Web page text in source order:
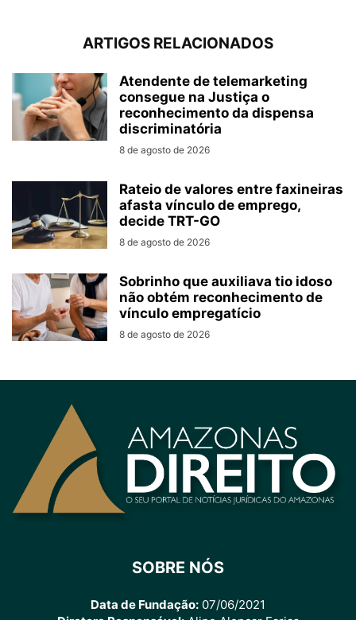
ARTIGOS RELACIONADOS
Atendente de telemarketing
consegue na Justiça o
reconhecimento da dispensa
discriminatória
8 de agosto de 2026
Rateio de valores entre faxineiras
afasta vínculo de emprego,
decide TRT-GO
8 de agosto de 2026
Sobrinho que auxiliava tio idoso
não obtém reconhecimento de
vínculo empregatício
8 de agosto de 2026
SOBRE NÓS
Data de Fundação: 07/06/2021